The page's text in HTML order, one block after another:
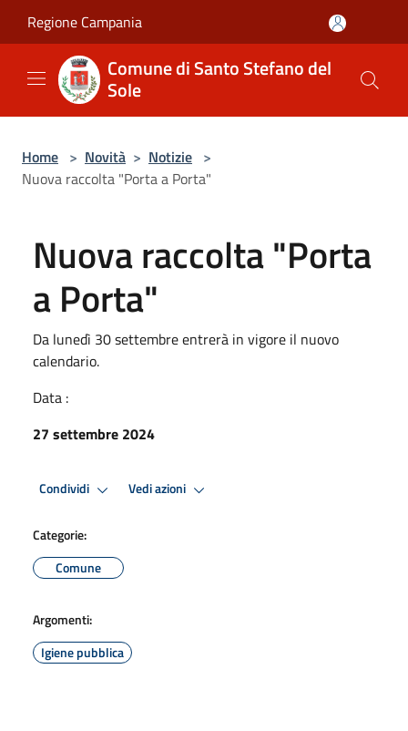
Regione Campania
Comune di Santo Stefano del
Sole
Home > Novità > Notizie >
Nuova raccolta "Porta a Porta"
Nuova raccolta "Porta
a Porta"
Da lunedì 30 settembre entrerà in vigore il nuovo
calendario.
Data :
27 settembre 2024
Condividi Vedi azioni
Categorie:
Comune
Argomenti:
Igiene pubblica